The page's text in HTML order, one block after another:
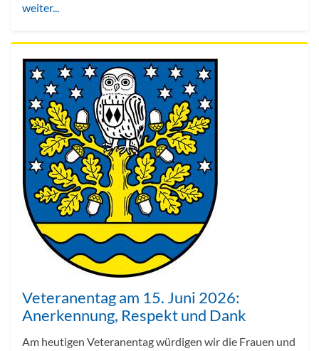
weiter...
Veteranentag am 15. Juni 2026:
Anerkennung, Respekt und Dank
Am heutigen Veteranentag würdigen wir die Frauen und